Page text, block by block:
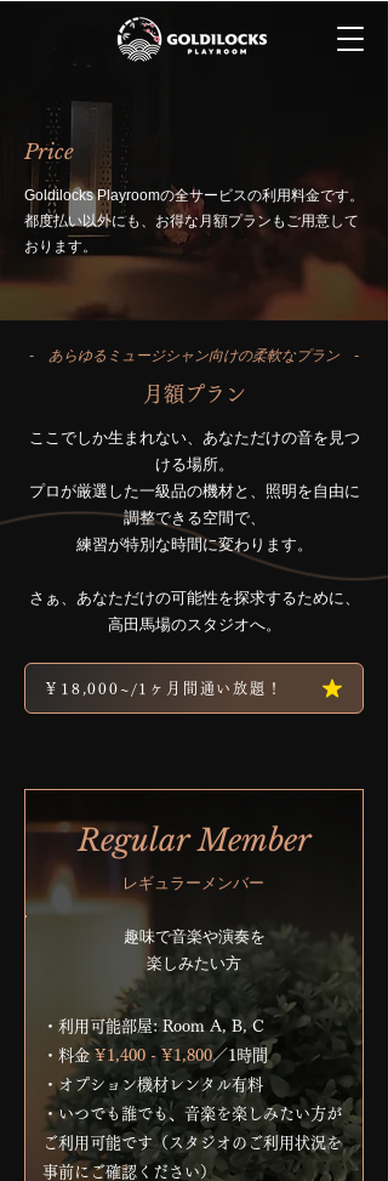
Price
Goldilocks Playroomの全サービスの利用料金です。
​都度払い以外にも、お得な月額プランもご用意して
おります。
- あらゆるミュージシャン向けの柔軟なプラン -
月額プラン
ここでしか生まれない、あなただけの音を見つ
ける場所。
プロが厳選した一級品の機材と、照明を自由に
調整できる空間で、
練習が特別な時間に変わります。
さぁ、あなただけの可能性を探求するために、
高田馬場のスタジオへ。
￥18,000~/1ヶ月間通い放題！
Regular Member
レギュラーメンバー
​趣味で音楽や演奏を
楽しみたい方
・利用可能部屋: Room A, B, C
・料金 ¥1,400 - ¥1,800／1時間
・オプション機材レンタル有料
・いつでも誰でも、音楽を楽しみたい方が
ご利用可能です（スタジオのご利用状況を
事前にご確認ください）